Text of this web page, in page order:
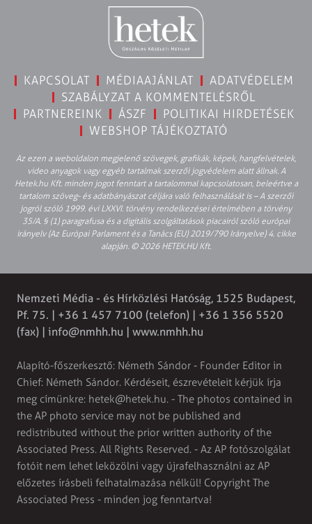
KAPCSOLAT MÉDIAAJÁNLAT
ADATVÉDELEM
SZABÁLYZAT A KOMMENTELÉSRŐL
PARTNEREINK
ÁSZF
POLITIKAI HIRDETÉSEK
WEBSHOP TÁJÉKOZTATÓ
Az ezen a weboldalon megjelenő szövegek, grafikák, képek, hangfelvételek,
video anyagok vagy egyéb tartalmak szerzői jogvédelem alatt állnak. A
Hetek.hu Kft. minden jogot fenntart a tartalommal kapcsolatosan, beleértve a
tartalom szöveg- és adatbányászat céljára való felhasználását is – A szerzői
jogról szóló 1999. évi LXXVI. törvény rendelkezései értelmében a törvény
35/A. § (1) paragrafusa és a digitális szolgáltatások piacairól szóló európai
irányelv (Az Európai Parlament és a Tanács (EU) 2019/790 Irányelve) 4. cikke
alapján. © 2026 HETEK.HU Kft.
Nemzeti Média - és Hírközlési Hatóság, 1525 Budapest,
Pf. 75. | +36 1 457 7100 (telefon) | +36 1 356 5520
(fax) | info@nmhh.hu | www.nmhh.hu
Alapító-főszerkesztő: Németh Sándor - Founder Editor in
Chief: Németh Sándor. Kérdéseit, észrevételeit kérjük írja
meg címünkre: hetek@hetek.hu. - The photos contained in
the AP photo service may not be published and
redistributed without the prior written authority of the
Associated Press. All Rights Reserved. - Az AP fotószolgálat
fotóit nem lehet leközölni vagy újrafelhasználni az AP
előzetes írásbeli felhatalmazása nélkül! Copyright The
Associated Press - minden jog fenntartva!